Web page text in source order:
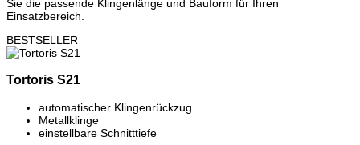
Sie die passende Klingenlänge und Bauform für Ihren
Einsatzbereich.
BESTSELLER
Tortoris S21
automatischer Klingenrückzug
Metallklinge
einstellbare Schnitttiefe